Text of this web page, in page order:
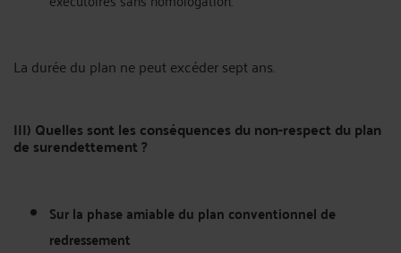
La durée du plan ne peut excéder sept ans.
III) Quelles sont les conséquences du non-respect du plan
de surendettement ?
Sur la phase amiable du plan conventionnel de
redressement